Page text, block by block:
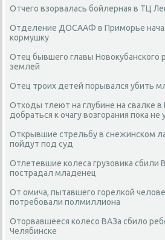
Отчего взорвалась бойлерная в ТЦ
Отделение ДОСААФ в Приморье
кормушку
Отец бывшего главы Новокубанского
землей
Отец троих детей порывался убить
Отходы тлеют на глубине на свалке
добраться к очагу возгорания пока не
Открывшие стрельбу в снежинском
пойдут под суд
Отлетевшие колеса грузовика сбили
пострадал младенец
От омича, пытавшего горелкой
потребовали полмиллиона
Оторвавшееся колесо ВАЗа сбило
Челябинске